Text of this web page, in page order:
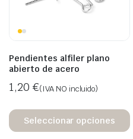
Pendientes alfiler plano
abierto de acero
1,20 €(IVA NO incluido)
Seleccionar opciones